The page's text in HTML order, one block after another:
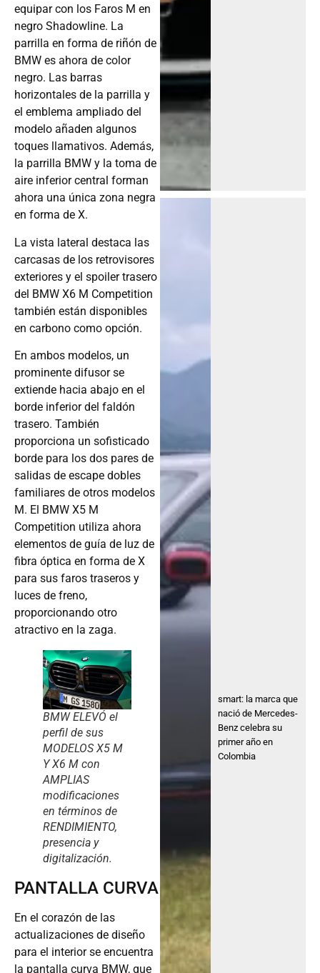
equipar con los Faros M en
negro Shadowline. La
parrilla en forma de riñón de
BMW es ahora de color
negro. Las barras
horizontales de la parrilla y
el emblema ampliado del
modelo añaden algunos
toques llamativos. Además,
la parrilla BMW y la toma de
aire inferior central forman
ahora una única zona negra
en forma de X.
La vista lateral destaca las
carcasas de los retrovisores
exteriores y el spoiler trasero
del BMW X6 M Competition
también están disponibles
en carbono como opción.
En ambos modelos, un
prominente difusor se
extiende hacia abajo en el
borde inferior del faldón
trasero. También
proporciona un sofisticado
borde para los dos pares de
salidas de escape dobles
familiares de otros modelos
M. El BMW X5 M
Competition utiliza ahora
elementos de guía de luz de
fibra óptica en forma de X
para sus faros traseros y
luces de freno,
proporcionando otro
atractivo en la zaga.
BMW ELEVÓ el
perfil de sus
MODELOS X5 M
Y X6 M con
AMPLIAS
modificaciones
en términos de
RENDIMIENTO,
presencia y
digitalización.
PANTALLA CURVA
En el corazón de las
actualizaciones de diseño
para el interior se encuentra
la pantalla curva BMW, que
smart: la marca que
nació de Mercedes-
Benz celebra su
primer año en
Colombia